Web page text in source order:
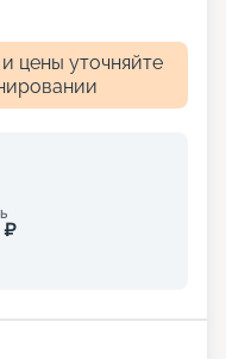
цены уточняйте
₽